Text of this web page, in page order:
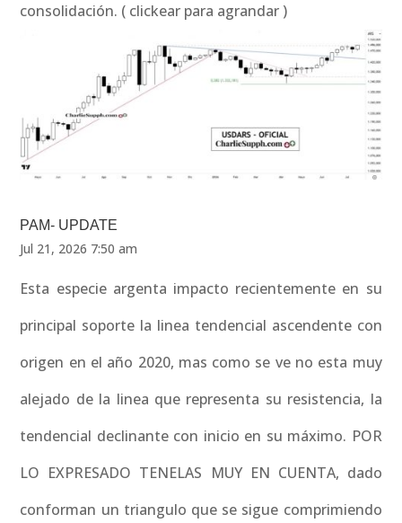
consolidación. ( clickear para agrandar )
PAM- UPDATE
Jul 21, 2026 7:50 am
Esta especie argenta impacto recientemente en su
principal soporte la linea tendencial ascendente con
origen en el año 2020, mas como se ve no esta muy
alejado de la linea que representa su resistencia, la
tendencial declinante con inicio en su máximo. POR
LO EXPRESADO TENELAS MUY EN CUENTA, dado
conforman un triangulo que se sigue comprimiendo